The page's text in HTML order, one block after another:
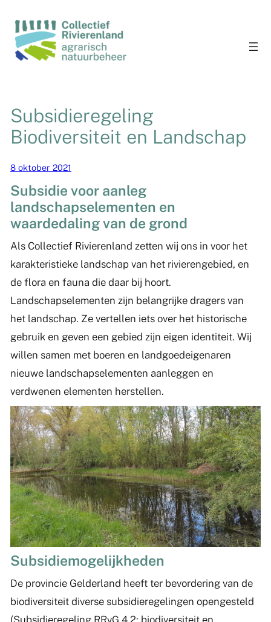
Subsidieregeling
Biodiversiteit en Landschap
8 oktober 2021
Subsidie voor aanleg
landschapselementen en
waardedaling van de grond
Als Collectief Rivierenland zetten wij ons in voor het
karakteristieke landschap van het rivierengebied, en
de flora en fauna die daar bij hoort.
Landschapselementen zijn belangrijke dragers van
het landschap. Ze vertellen iets over het historische
gebruik en geven een gebied zijn eigen identiteit. Wij
willen samen met boeren en landgoedeigenaren
nieuwe landschapselementen aanleggen en
verdwenen elementen herstellen.
Subsidiemogelijkheden
De provincie Gelderland heeft ter bevordering van de
biodiversiteit diverse subsidieregelingen opengesteld
(Subsidieregeling RRvG 4.2: biodiversiteit en